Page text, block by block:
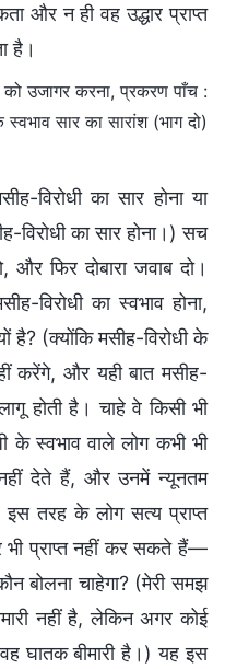
और न ही वह उद्धार प्राप्त
है।
उजागर करना, प्रकरण पाँच :
सार का सारांश (भाग दो)
विरोधी का सार होना या
विरोधी का सार होना।) सच
फिर दोबारा जवाब दो।
विरोधी का स्वभाव होना,
है? (क्योंकि मसीह-विरोधी के
करेंगे, और यही बात मसीह-
होती है। चाहे वे किसी भी
के स्वभाव वाले लोग कभी भी
देते हैं, और उनमें न्यूनतम
इस तरह के लोग सत्य प्राप्त
भी प्राप्त नहीं कर सकते हैं—
बोलना चाहेगा? (मेरी समझ
नहीं है, लेकिन अगर कोई
घातक बीमारी है।) यह इस